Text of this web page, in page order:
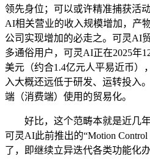
领先身位；可以或许精准捕获活
AI相关营业的收入规模增加，产
公司实现增加的必走之。可灵AI
多通俗用户，可灵AI正在2025年
美元（约合1.4亿元人平易近币）
入大概还远低于研发、运转投入
端（消费端）使用的贸易化。
好比，这个范畴本就是近几年
可灵AI此前推出的“Motion
了，即继续立异迭代各类功能化